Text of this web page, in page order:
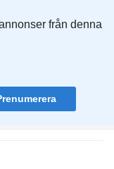
från denna